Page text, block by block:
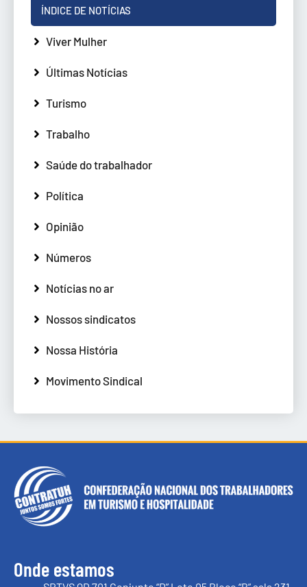
ÍNDICE DE NOTÍCIAS
Viver Mulher
Últimas Notícias
Turismo
Trabalho
Saúde do trabalhador
Política
Opinião
Números
Notícias no ar
Nossos sindicatos
Nossa História
Movimento Sindical
Onde estamos